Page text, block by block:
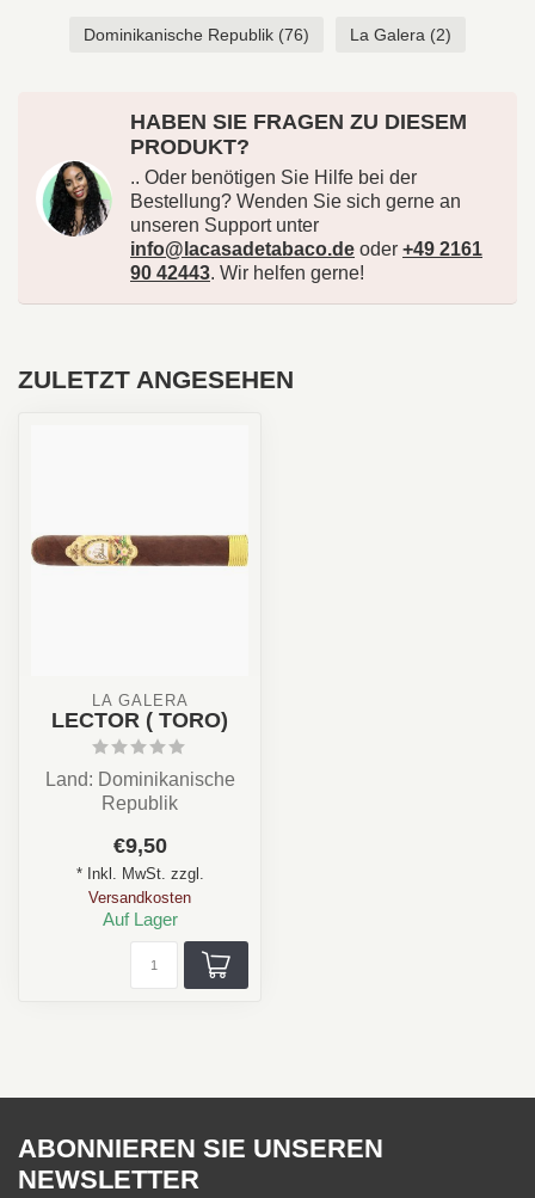
Dominikanische Republik (76) La Galera (2)
HABEN SIE FRAGEN ZU DIESEM
PRODUKT?
.. Oder benötigen Sie Hilfe bei der
Bestellung? Wenden Sie sich gerne an
unseren Support unter
info@lacasadetabaco.de oder +49 2161
90 42443. Wir helfen gerne!
ZULETZT ANGESEHEN
LA GALERA
LECTOR ( TORO)
Land: Dominikanische
Republik
Aroma: Cremig, Kaffee,
Nuss
Forma...
€9,50
* Inkl. MwSt. zzgl.
Versandkosten
Auf Lager
ABONNIEREN SIE UNSEREN
NEWSLETTER